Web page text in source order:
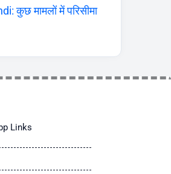
कुछ मामलों में परिसीमा
Links